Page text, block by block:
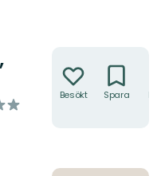
Besökt Spara